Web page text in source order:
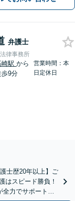
弁護士
律事務所
崎駅から
歩9分
営業時間：本
日定休日
士歴20年以上】ご
はスピード勝負！
全力でサポートし